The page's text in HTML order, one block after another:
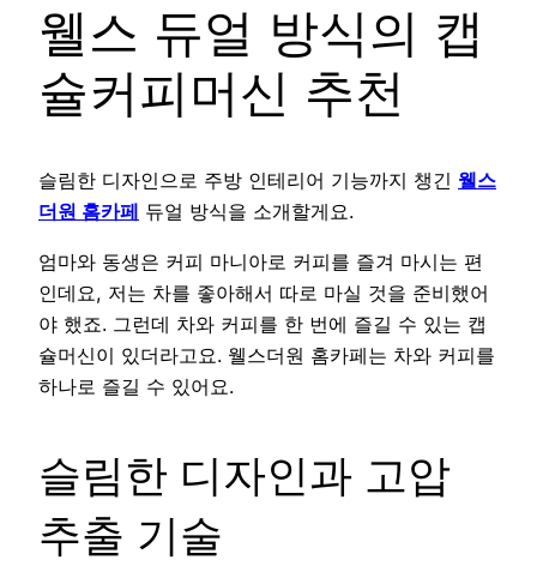
웰스 듀얼 방식의 캡
슐커피머신 추천
슬림한 디자인으로 주방 인테리어 기능까지 챙긴 웰스
더원 홈카페 듀얼 방식을 소개할게요.
엄마와 동생은 커피 마니아로 커피를 즐겨 마시는 편
인데요, 저는 차를 좋아해서 따로 마실 것을 준비했어
야 했죠. 그런데 차와 커피를 한 번에 즐길 수 있는 캡
슐머신이 있더라고요. 웰스더원 홈카페는 차와 커피를
하나로 즐길 수 있어요.
슬림한 디자인과 고압
추출 기술